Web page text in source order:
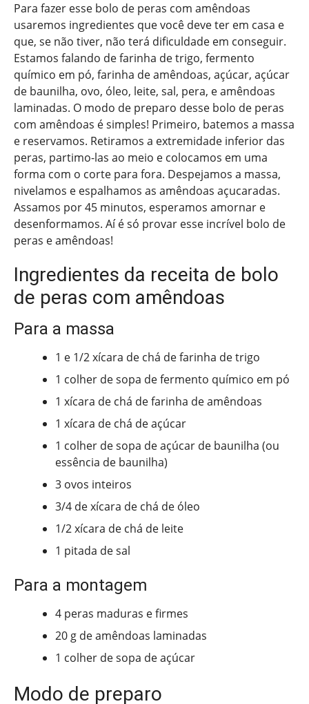
Para fazer esse bolo de peras com amêndoas
usaremos ingredientes que você deve ter em casa e
que, se não tiver, não terá dificuldade em conseguir.
Estamos falando de farinha de trigo, fermento
químico em pó, farinha de amêndoas, açúcar, açúcar
de baunilha, ovo, óleo, leite, sal, pera, e amêndoas
laminadas. O modo de preparo desse bolo de peras
com amêndoas é simples! Primeiro, batemos a massa
e reservamos. Retiramos a extremidade inferior das
peras, partimo-las ao meio e colocamos em uma
forma com o corte para fora. Despejamos a massa,
nivelamos e espalhamos as amêndoas açucaradas.
Assamos por 45 minutos, esperamos amornar e
desenformamos. Aí é só provar esse incrível bolo de
peras e amêndoas!
Ingredientes da receita de bolo
de peras com amêndoas
Para a massa
1 e 1/2 xícara de chá de farinha de trigo
1 colher de sopa de fermento químico em pó
1 xícara de chá de farinha de amêndoas
1 xícara de chá de açúcar
1 colher de sopa de açúcar de baunilha (ou
essência de baunilha)
3 ovos inteiros
3/4 de xícara de chá de óleo
1/2 xícara de chá de leite
1 pitada de sal
Para a montagem
4 peras maduras e firmes
20 g de amêndoas laminadas
1 colher de sopa de açúcar
Modo de preparo